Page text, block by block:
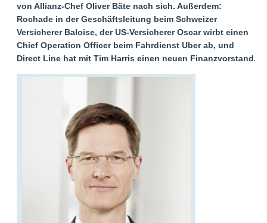
von Allianz-Chef Oliver Bäte nach sich. Außerdem:
Rochade in der Geschäftsleitung beim Schweizer
Versicherer Baloise, der US-Versicherer Oscar wirbt einen
Chief Operation Officer beim Fahrdienst Uber ab, und
Direct Line hat mit Tim Harris einen neuen Finanzvorstand.